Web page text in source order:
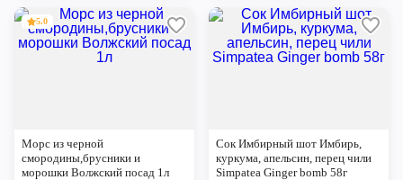
5.0
Морс из черной
смородины,брусники и
морошки Волжский посад 1л
Сок Имбирный шот Имбирь,
куркума, апельсин, перец чили
Simpatea Ginger bomb 58г